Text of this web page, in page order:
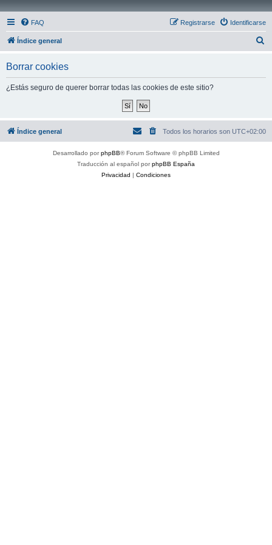
FAQ Identificarse
Registrarse
Índice general
Borrar cookies
¿Estás seguro de querer borrar todas las cookies de este sitio?
Índice general Todos los horarios son UTC+02:00
Desarrollado porphpBB® Forum Software © phpBB Limited
Traducción al español porphpBB España
Privacidad | Condiciones